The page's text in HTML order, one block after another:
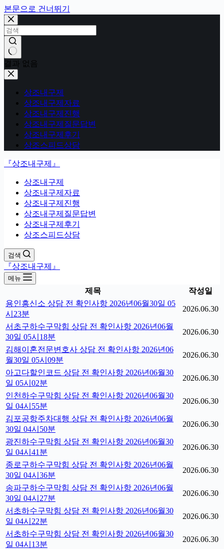
본문으로 건너뛰기
결과 없음
상조내구제
상조내구제자료
상조내구제진행
상조내구제질문답변
상조내구제후기
상조스피드상담
『상조내구제』
상조내구제
상조내구제자료
상조내구제진행
상조내구제질문답변
상조내구제후기
상조스피드상담
검색
『상조내구제』
메뉴
제목
작성일
용인흥신소 상담 전 확인사항 2026년06월30일 05
시23분
2026.06.30
서초구하수구막힘 상담 전 확인사항 2026년06월
30일 05시18분
2026.06.30
김해이혼전문변호사 상담 전 확인사항 2026년06
월30일 05시09분
2026.06.30
아고다할인코드 상담 전 확인사항 2026년06월30
일 05시02분
2026.06.30
인천하수구막힘 상담 전 확인사항 2026년06월30
일 04시55분
2026.06.30
김포공항주차대행 상담 전 확인사항 2026년06월
30일 04시50분
2026.06.30
광진하수구막힘 상담 전 확인사항 2026년06월30
일 04시41분
2026.06.30
종로구하수구막힘 상담 전 확인사항 2026년06월
30일 04시36분
2026.06.30
송파구하수구막힘 상담 전 확인사항 2026년06월
30일 04시27분
2026.06.30
서초하수구막힘 상담 전 확인사항 2026년06월30
일 04시22분
2026.06.30
서초하수구막힘 상담 전 확인사항 2026년06월30
일 04시13분
2026.06.30